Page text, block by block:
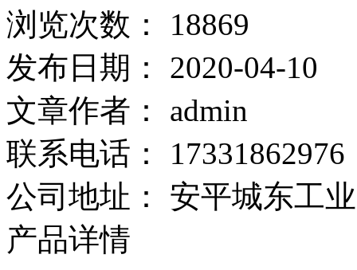
浏览次数：
18869
发布日期：
2020-04-10
文章作者：
admin
联系电话：
17331862976
公司地址：
安平城东工
产品详情